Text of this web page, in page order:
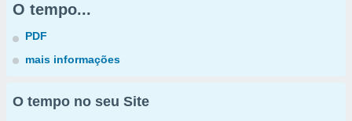
O tempo...
PDF
mais informações
O tempo no seu Site